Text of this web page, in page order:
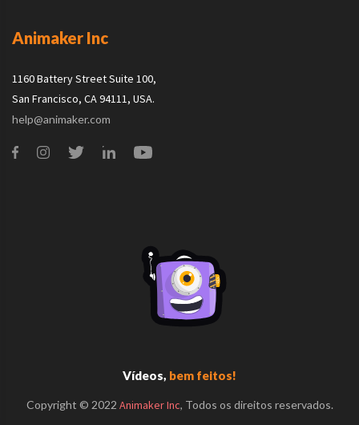
Animaker Inc
1160 Battery Street Suite 100,
San Francisco, CA 94111, USA.
help@animaker.com
Vídeos, bem feitos!
Copyright © 2022 Animaker Inc, Todos os direitos reservados.